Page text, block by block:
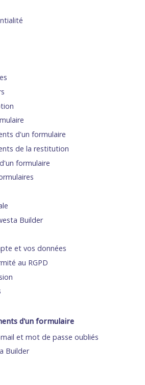
d'un formulaire
de la restitution
formulaire
Builder
et vos données
au RGPD
d'un formulaire
et mot de passe oubliés
Builder